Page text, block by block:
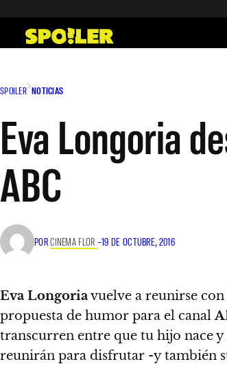
contenido
SPOILER NOTICIAS
Eva Longoria
ABC
PORCINEMA FLOR –19 DE OCTUBRE, 2016
Eva Longoriavuelve a reunirse con
propuesta de humor para el canal
transcurren entre que tu hijo nace y
reunirán para disfrutar -y también